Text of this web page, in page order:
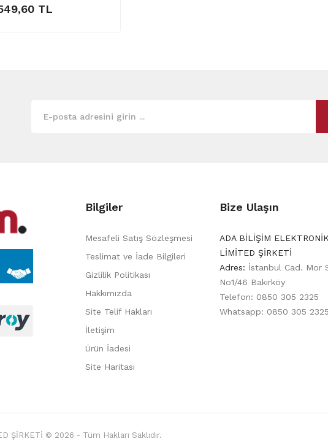
TL
Bilgiler
Mesafeli Satış Sözleşmesi
Teslimat ve İade Bilgileri
Gizlilik Politikası
Hakkımızda
Site Telif Hakları
İletişim
Ürün İadesi
Site Haritası
Bize Ulaşın
ADA BİLİŞİM
LİMİTED ŞİRKETİ
Adres: İstanbul Cad. Mor
No1/46 Bakırköy
Telefon: 0850 305 2325
Whatsapp: 0850 305 2325
ŞİRKETİ © 2026 - Tüm Hakları Saklıdır.